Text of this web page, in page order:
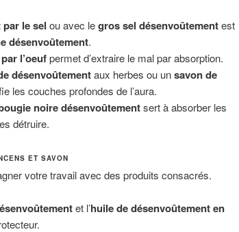
le sel ou avec legros sel désenvoûtementest
désenvoûtement.
l’oeufpermet d’extraire le mal par absorption.
désenvoûtementaux herbes ou unsavon de
les couches profondes de l’aura.
noire désenvoûtementsert à absorber les
détruire.
ET SAVON
votre travail avec des produits consacrés.
et l’huile de désenvoûtement en